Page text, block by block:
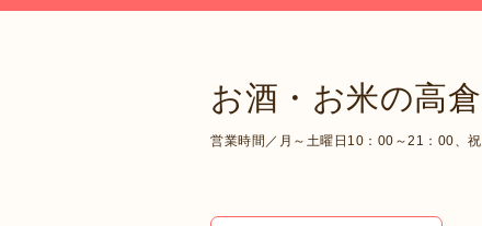
お酒・お米の高
営業時間／月～土曜日10：00～21：00、